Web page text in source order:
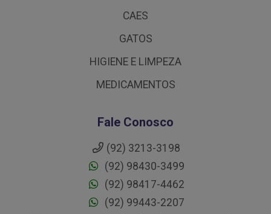
CAES
GATOS
HIGIENE E LIMPEZA
MEDICAMENTOS
Fale Conosco
(92) 3213-3198
(92) 98430-3499
(92) 98417-4462
(92) 99443-2207